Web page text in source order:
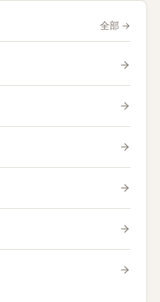
全部 →